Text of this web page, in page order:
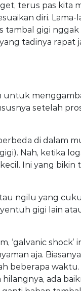
terus pas kita
diri. Lama-
tambal gigi nggak
tadinya rapat
untuk
setelah
di dalam
Nah, ketika
Ini yang bikin
ngilu yang
gigi lain
‘galvanic shock’
aja.
beberapa
ada